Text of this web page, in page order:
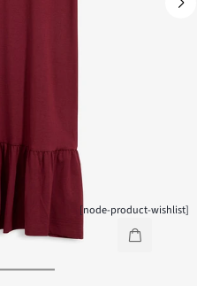
[node-product-wishlist]